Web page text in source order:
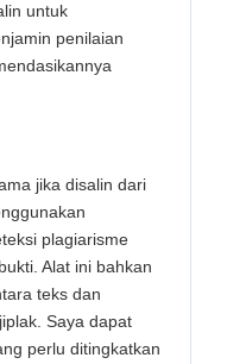
untuk
penilaian
jika disalin dari
plagiarisme
Alat ini bahkan
teks dan
Saya dapat
perlu ditingkatkan